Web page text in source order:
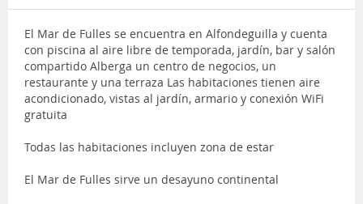
El Mar de Fulles se encuentra en Alfondeguilla y cuenta
con piscina al aire libre de temporada, jardín, bar y salón
compartido Alberga un centro de negocios, un
restaurante y una terraza Las habitaciones tienen aire
acondicionado, vistas al jardín, armario y conexión WiFi
gratuita
Todas las habitaciones incluyen zona de estar
El Mar de Fulles sirve un desayuno continental